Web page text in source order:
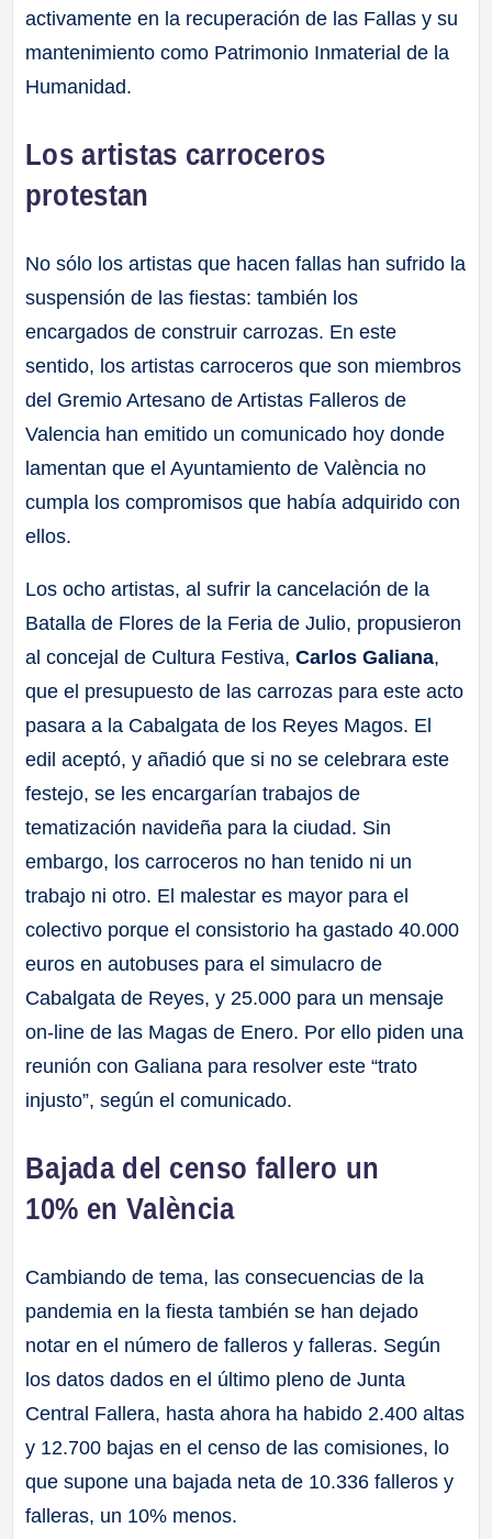
activamente en la recuperación de las Fallas y su
mantenimiento como Patrimonio Inmaterial de la
Humanidad.
Los artistas carroceros
protestan
No sólo los artistas que hacen fallas han sufrido la
suspensión de las fiestas: también los
encargados de construir carrozas. En este
sentido, los artistas carroceros que son miembros
del Gremio Artesano de Artistas Falleros de
Valencia han emitido un comunicado hoy donde
lamentan que el Ayuntamiento de València no
cumpla los compromisos que había adquirido con
ellos.
Los ocho artistas, al sufrir la cancelación de la
Batalla de Flores de la Feria de Julio, propusieron
al concejal de Cultura Festiva,Carlos Galiana,
que el presupuesto de las carrozas para este acto
pasara a la Cabalgata de los Reyes Magos. El
edil aceptó, y añadió que si no se celebrara este
festejo, se les encargarían trabajos de
tematización navideña para la ciudad. Sin
embargo, los carroceros no han tenido ni un
trabajo ni otro. El malestar es mayor para el
colectivo porque el consistorio ha gastado 40.000
euros en autobuses para el simulacro de
Cabalgata de Reyes, y 25.000 para un mensaje
on-line de las Magas de Enero. Por ello piden una
reunión con Galiana para resolver este “trato
injusto”, según el comunicado.
Bajada del censo fallero un
10% en València
Cambiando de tema, las consecuencias de la
pandemia en la fiesta también se han dejado
notar en el número de falleros y falleras. Según
los datos dados en el último pleno de Junta
Central Fallera, hasta ahora ha habido 2.400 altas
y 12.700 bajas en el censo de las comisiones, lo
que supone una bajada neta de 10.336 falleros y
falleras, un 10% menos.